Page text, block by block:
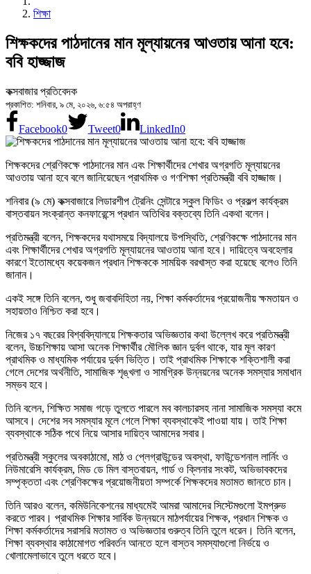
শিক্ষা
শিক্ষকদের পাঠদানের মান মূল্যায়নের আওতায় আনা হবে:
ববি হাজ্জাজ
কক্সবাজার প্রতিবেদক
প্রকাশিত: শনিবার, ৯ মে, ২০২৬, ৬:৫৪ অপরাহ্ণ
Facebook0 Tweet0 LinkedIn0
শিক্ষকদের শ্রেণিকক্ষে পাঠদানের মান এবং শিক্ষার্থীদের শেখার অগ্রগতি মূল্যায়নের
আওতায় আনা হবে বলে জানিয়েছেন প্রাথমিক ও গণশিক্ষা প্রতিমন্ত্রী ববি হাজ্জাজ।
শনিবার (৯ মে) কক্সবাজারে লিডারশীপ ট্রেনিং সেন্টারে স্কুল ফিডিং ও প্রকল্প কার্যক্রম
বাস্তবায়ন সংক্রান্ত কনফারেন্সে প্রধান অতিথির বক্তব্যে তিনি একথা বলেন।
প্রতিমন্ত্রী বলেন, শিক্ষকদের যথাসময়ে বিদ্যালয়ে উপস্থিতি, শ্রেণিকক্ষে পাঠদানের মান
এবং শিক্ষার্থীদের শেখার অগ্রগতি মূল্যায়নের আওতায় আনা হবে। দায়িত্বে অবহেলার
কারণে ইতোমধ্যে কয়েকজন প্রধান শিক্ষককে সাময়িক বরখাস্ত করা হয়েছে বলেও তিনি
জানান।
একই সঙ্গে তিনি বলেন, শুধু জবাবদিহিতা নয়, শিক্ষা কর্মকর্তাদের প্রয়োজনীয় ক্ষমতায়ন ও
সহায়তাও নিশ্চিত করা হবে।
নিজের ১৭ বছরের বিশ্ববিদ্যালয়ে শিক্ষকতার অভিজ্ঞতার কথা উল্লেখ করে প্রতিমন্ত্রী
বলেন, উচ্চশিক্ষায় আসা অনেক শিক্ষার্থীর মৌলিক জ্ঞান দুর্বল থাকে, যার মূল কারণ
প্রাথমিক ও মাধ্যমিক পর্যায়ের দুর্বল ভিত্তি। তাই প্রাথমিক শিক্ষাকে শক্তিশালী করা
গেলে দেশের অর্থনীতি, সামাজিক শৃঙ্খলা ও সামগ্রিক উন্নয়নের অনেক সমস্যার সমাধান
সম্ভব হবে।
তিনি বলেন, শিক্ষিত সমাজ গড়ে তুলতে পারলে মব কালচারসহ নানা সামাজিক সমস্যা কমে
আসবে। দেশের সব সমস্যার মূলে গেলে শিক্ষা ব্যবস্থাকেই পাওয়া যায়। তাই শিক্ষা
ব্যবস্থাকে সঠিক পথে নিয়ে আসার দায়িত্ব আমাদের সবার।
প্রতিমন্ত্রী স্কুলের অবকাঠামো, মাঠ ও প্লেগ্রাউন্ডের অবস্থা, ফাউন্ডেশনাল লার্নিং ও
নিউমারেসি কার্যক্রম, মিড ডে মিল বাস্তবায়ন, গার্ড ও ক্লিনার সংকট, অভিভাবকদের
সম্পৃক্ততা এবং শ্রেণিকক্ষের প্রয়োজনীয়তা সম্পর্কে শিক্ষকদের মতামত জানতে চান।
তিনি আরও বলেন, কমিউনিকেশনের মাধ্যমেই আমরা আমাদের সিস্টেমগুলো ইমপ্রুভ
করতে পারব। প্রাথমিক শিক্ষার সার্বিক উন্নয়নে মাঠপর্যায়ের শিক্ষক, প্রধান শিক্ষক ও
শিক্ষা কর্মকর্তাদের সরাসরি মতামত ও অভিজ্ঞতার গুরুত্ব তিনি তুলে ধরেন। তিনি বলেন,
শিক্ষা ব্যবস্থার কাঠামোগত পরিবর্তন আনতে হলে বাস্তব সমস্যাগুলো নির্ভয়ে ও
খোলামেলাভাবে তুলে ধরতে হবে।